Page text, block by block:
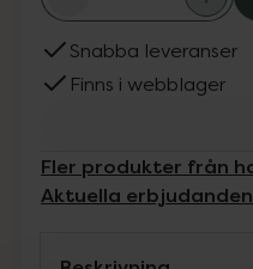
Snabba leveranser
Finns i webblager
Fler produkter från
Aktuella erbjudanden